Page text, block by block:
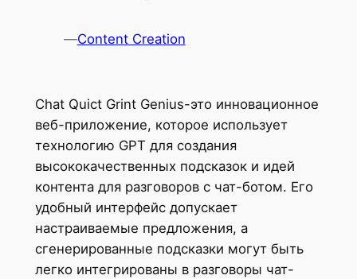
—Content Creation
Chat Quict Grint Genius-это инновационное
веб-приложение, которое использует
технологию GPT для создания
высококачественных подсказок и идей
контента для разговоров с чат-ботом. Его
удобный интерфейс допускает
настраиваемые предложения, а
сгенерированные подсказки могут быть
легко интегрированы в разговоры чат-